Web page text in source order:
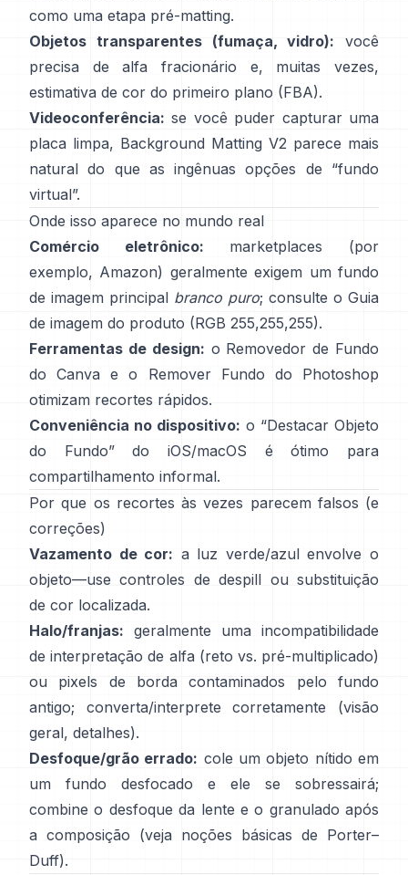
como uma etapa pré-matting.
Objetos transparentes (fumaça, vidro): você
precisa de alfa fracionário e, muitas vezes,
estimativa de cor do primeiro plano (FBA).
Videoconferência: se você puder capturar uma
placa limpa, Background Matting V2 parece mais
natural do que as ingênuas opções de “fundo
virtual”.
Onde isso aparece no mundo real
Comércio eletrônico: marketplaces (por
exemplo, Amazon) geralmente exigem um fundo
de imagem principal branco puro; consulte o Guia
de imagem do produto (RGB 255,255,255).
Ferramentas de design: o Removedor de Fundo
do Canva e o
Remover Fundo do Photoshop
otimizam recortes rápidos.
Conveniência no dispositivo: o “Destacar Objeto
do Fundo” do iOS/macOS é ótimo para
compartilhamento informal.
Por que os recortes às vezes parecem falsos (e
correções)
Vazamento de cor: a luz verde/azul envolve o
objeto—use controles de despill ou substituição
de cor localizada.
Halo/franjas: geralmente uma incompatibilidade
de interpretação de alfa (reto vs. pré-multiplicado)
ou pixels de borda contaminados pelo fundo
antigo; converta/interprete corretamente
(visão
geral, detalhes).
Desfoque/grão errado: cole um objeto nítido em
um fundo desfocado e ele se sobressairá;
combine o desfoque da lente e o granulado após
a composição (veja noções básicas de Porter–
Duff).